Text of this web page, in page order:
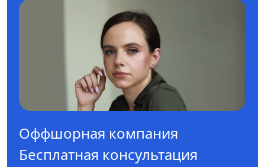
Оффшорная компания
Бесплатная консультация